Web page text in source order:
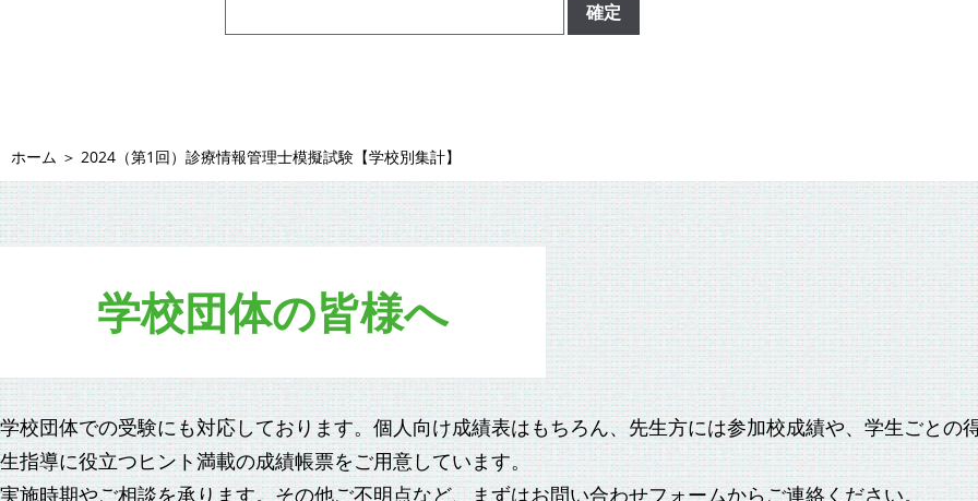
ホーム ＞ 2024（第1回）診療情報管理士模擬試験【学校別集計】
学校団体の皆様へ
学校団体での受験にも対応しております。個人向け成績表はもちろん、先生方には参加校成績や、学生ごとの
生指導に役立つヒント満載の成績帳票をご用意しています。
実施時期やご相談を承ります。その他ご不明点など、まずはお問い合わせフォームからご連絡ください。